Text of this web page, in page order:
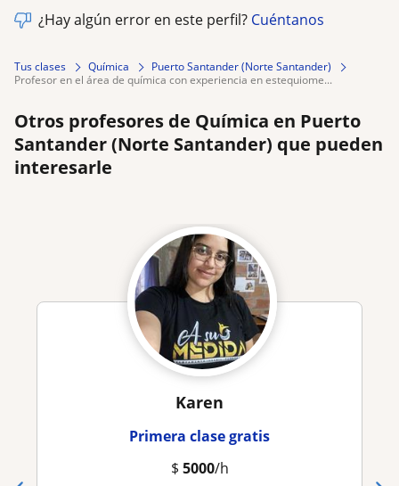
¿Hay algún error en este perfil? Cuéntanos
Tus clases Química
Puerto Santander (Norte Santander)
profesor en el área de química con experiencia en estequiome...
Otros profesores de Química en Puerto
Santander (Norte Santander) que pueden
interesarle
Karen
Primera clase gratis
$ 5000/h